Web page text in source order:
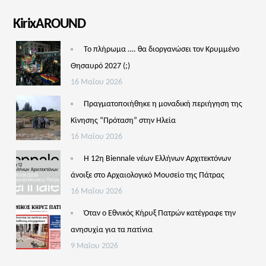
KirixAROUND
Το πλήρωμα …. θα διοργανώσει τον Κρυμμένο
Θησαυρό 2027 (;)
16 Μαΐου 2026
Πραγματοποιήθηκε η μοναδική περιήγηση της
Κίνησης “Πρόταση” στην Ηλεία
16 Μαΐου 2026
Η 12η Biennale νέων Ελλήνων Αρχιτεκτόνων
άνοιξε στο Αρχαιολογικό Μουσείο της Πάτρας
16 Μαΐου 2026
Όταν ο Εθνικός Κήρυξ Πατρών κατέγραφε την
ανησυχία για τα πατίνια
9 Μαΐου 2026